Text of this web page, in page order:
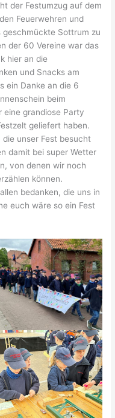
der Festumzug auf dem
Feuerwehren und
geschmückte Sottrum zu
der 60 Vereine war das
hier an die
und Snacks am
ein Danke an die 6
beim
eine grandiose Party
geliefert haben.
unser Fest besucht
damit bei super Wetter
von denen wir noch
können.
bedanken, die uns in
euch wäre so ein Fest